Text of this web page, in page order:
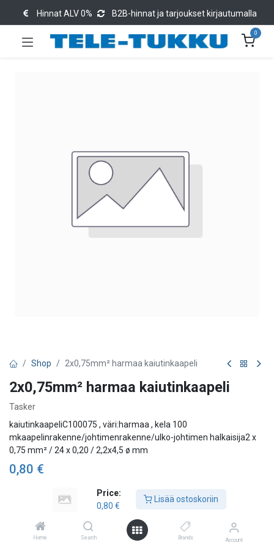
Price:
0,80 €
Lisää ostoskoriin
Home Search Brands Account
Hinnat ALV 0% B2B-hinnat ja tarjoukset kirjautumalla
0
Shop 2x0,75mm² harmaa kaiutinkaapeli
2x0,75mm² harmaa kaiutinkaapeli
Tasker
kaiutinkaapeliC100075 , väri:harmaa , kela 100
mkaapelinrakenne/johtimenrakenne/ulko-johtimen halkaisija2 x
0,75 mm² / 24 x 0,20 / 2,2x4,5 ø mm
0,80 €
Lisää ostoskoriin
Lisää toivelistalle